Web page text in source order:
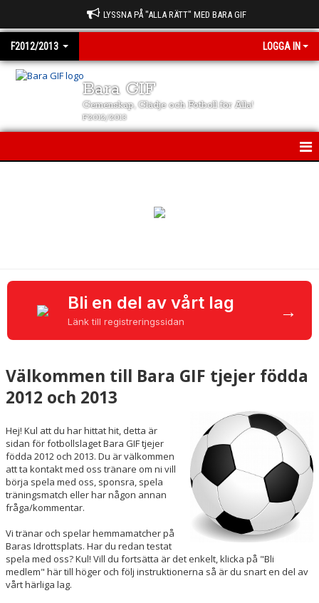
LYSSNA PÅ "ALLA RÄTT" MED BARA GIF
F2012/2013 LOGGA IN
Bara GIF
Gemenskap, Glädje och Fotboll för Alla!
F2012/2013
KONTAKT
Bli en del av vårt lag
Länk till registreringssidan →
Välkommen till Bara GIF tjejer födda
2012 och 2013
Hej! Kul att du har hittat hit, detta är
sidan för fotbollslaget Bara GIF tjejer
födda 2012 och 2013. Du är välkommen
att ta kontakt med oss tränare om ni vill
börja spela med oss, sponsra, spela
träningsmatch eller har någon annan
fråga/kommentar.
Vi tränar och spelar hemmamatcher på
Baras Idrottsplats. Har du redan testat
spela med oss? Kul! Vill du fortsätta är det enkelt, klicka på "Bli
medlem" här till höger och följ instruktionerna så är du snart en del av
vårt härliga lag.